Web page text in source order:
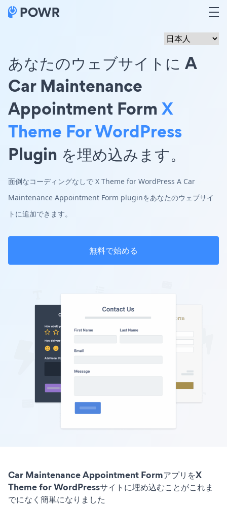
あなたのウェブサイトに A
Car Maintenance
Appointment Form X
Theme For WordPress
Plugin を埋め込みます。
面倒なコーディングなしで X Theme for WordPress A Car
Maintenance Appointment Form pluginをあなたのウェブサイ
トに追加できます。
無料で始める
Car Maintenance Appointment FormアプリをX
Theme for WordPressサイトに埋め込むことがこれま
でになく簡単になりました